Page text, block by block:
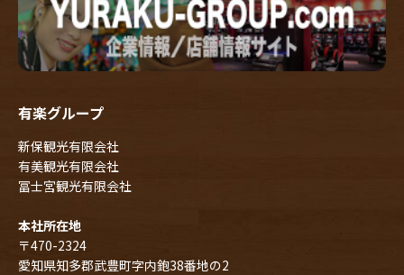
有楽グループ
新保観光有限会社
有美観光有限会社
冨士宮観光有限会社
本社所在地
〒470-2324
愛知県知多郡武豊町字内鉋38番地の2